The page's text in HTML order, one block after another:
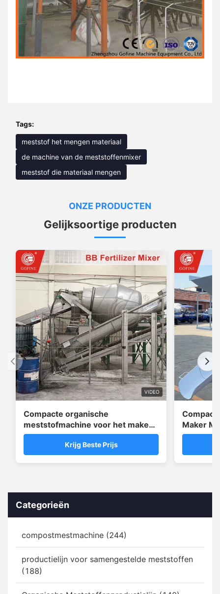
Tags:
meststof het mengen materiaal
de machine van de meststoffenmixer
meststof die materiaal mengen
ONZE PRODUCTEN
Gelijksoortige producten
VIDEO
Compacte organische
meststofmachine voor het maken
van mobiele chemische
mengsystemenKrijg Beste Prijs
Compact
Maker
Mixing
Categorieën
compostmestmachine (244)
productielijn voor samengestelde meststoffen
(188)